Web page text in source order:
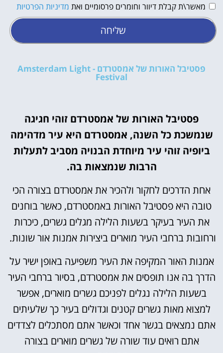
מאשר\ת קבלת דיוור וחומרים פרסומיים ואת מדיניות הפרטיות
שליחה
פסטיבל האורות של אמסטרדם - Amsterdam Light
Festival
פסטיבל האורות של אמסטרדם זוהי חגיגה
שנמשכת כל השנה, אמסטרדם היא עיר מדהימה
ביופיה זוהי עיר מיוחדת הבנויה מסביב לתעלות
הרבות שנמצאות בה.
אחת הדרכים לחקור ולהכיר את אמסטרדם בצורה הכי
טובה היא פסטיבל האורות באמסטרדם, כאשר בוחנים
את העיר בעיקר בשעות הלילה מגלים גשרים, כיכרות
ורחובות ברחבי העיר מוארים ביצירות אמנות אור שונות.
אמנות האור המקיפה את העיר משפיעה באופן ישיר על
הדרך בה אנו תופסים את אמסטרדם, בסיור ברחבי העיר
בשעות הלילה נגלים לפניכם גשרים מוארים, אפשר
למצוא מאות גשרים קטנים וגדולים בעיר כך שלעיתים
אתם נמצאים בגשר אחד וכאשר אתם מסתכלים לצדדים
אתם רואים עוד שורה של גשרים מוארים בצורה